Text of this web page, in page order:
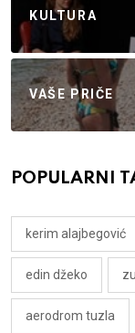
KULTURA
VAŠE PRIČE
POPULARNI
kerim alajbegović
edin džeko
aerodrom tuzla